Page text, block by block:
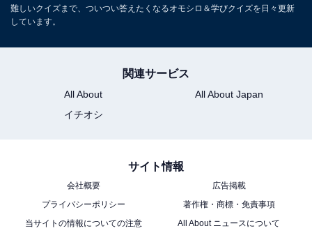
難しいクイズまで、ついつい答えたくなるオモシロ＆学びクイズを日々更新
しています。
関連サービス
All About
All About Japan
イチオシ
サイト情報
会社概要
広告掲載
プライバシーポリシー
著作権・商標・免責事項
当サイトの情報についての注意
All About ニュースについて